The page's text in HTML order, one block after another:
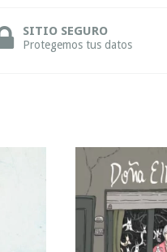
SITIO SEGURO
Protegemos tus datos